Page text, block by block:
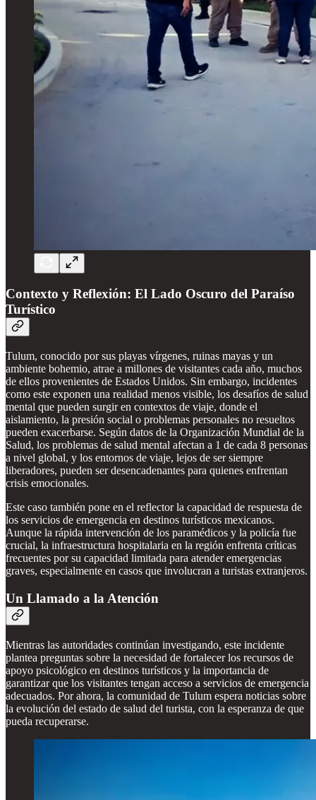
Contexto y Reflexión: El Lado Oscuro del Paraíso
Turístico
Tulum, conocido por sus playas vírgenes, ruinas mayas y un
ambiente bohemio, atrae a millones de visitantes cada año, muchos
de ellos provenientes de Estados Unidos. Sin embargo, incidentes
como este exponen una realidad menos visible, los desafíos de salud
mental que pueden surgir en contextos de viaje, donde el
aislamiento, la presión social o problemas personales no resueltos
pueden exacerbarse. Según datos de la Organización Mundial de la
Salud, los problemas de salud mental afectan a 1 de cada 8 personas
a nivel global, y los entornos de viaje, lejos de ser siempre
liberadores, pueden ser desencadenantes para quienes enfrentan
crisis emocionales.
Este caso también pone en el reflector la capacidad de respuesta de
los servicios de emergencia en destinos turísticos mexicanos.
Aunque la rápida intervención de los paramédicos y la policía fue
crucial, la infraestructura hospitalaria en la región enfrenta críticas
frecuentes por su capacidad limitada para atender emergencias
graves, especialmente en casos que involucran a turistas extranjeros.
Un Llamado a la Atención
Mientras las autoridades continúan investigando, este incidente
plantea preguntas sobre la necesidad de fortalecer los recursos de
apoyo psicológico en destinos turísticos y la importancia de
garantizar que los visitantes tengan acceso a servicios de emergencia
adecuados. Por ahora, la comunidad de Tulum espera noticias sobre
la evolución del estado de salud del turista, con la esperanza de que
pueda recuperarse.